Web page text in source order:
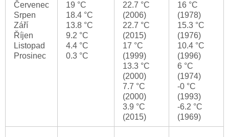
Červenec
Srpen
Září
Říjen
Listopad
Prosinec
19 °C
18.4 °C
13.8 °C
9.2 °C
4.4 °C
0.3 °C
22.7 °C
(2006)
22.7 °C
(2015)
17 °C
(1999)
13.3 °C
(2000)
7.7 °C
(2000)
3.9 °C
(2015)
16 °C
(1978)
15.3 °C
(1976)
10.4 °C
(1996)
6 °C
(1974)
-0 °C
(1993)
-6.2 °C
(1969)